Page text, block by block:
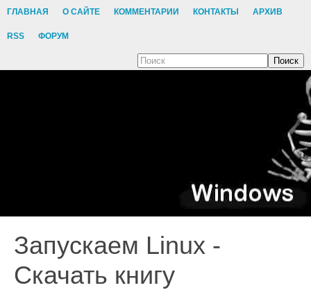
ГЛАВНАЯ О САЙТЕ КОММЕНТАРИИ КОНТАКТЫ АРХИВ
RSS ФОРУМ
Поиск
Запускаем Linux -
Скачать книгу